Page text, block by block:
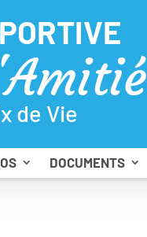
de Vie
DOCUMENTS